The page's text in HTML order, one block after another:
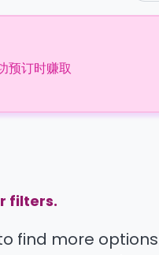
预订时赚取
filters.
find more